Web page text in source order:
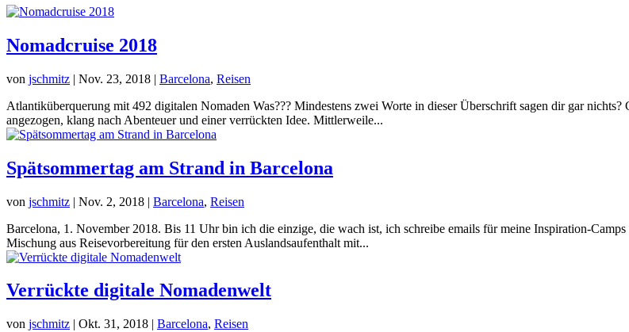
Nomadcruise 2018
von jschmitz | Nov. 23, 2018 | Barcelona, Reisen
Atlantiküberquerung mit 492 digitalen Nomaden Was??? Mindestens zwei Worte in dieser Überschrift sagen dir gar
angezogen, klang nach Abenteuer und einer verrückten Idee. Mittlerweile...
Spätsommertag am Strand in Barcelona
von jschmitz | Nov. 2, 2018 | Barcelona, Reisen
Barcelona, 1. November 2018. Bis 11 Uhr bin ich die einzige, die wach ist, ich schreibe emails für meine Inspiration-
Mischung aus Reisevorbereitung für den ersten Auslandsaufenthalt mit...
Verrückte digitale Nomadenwelt
von jschmitz | Okt. 31, 2018 | Barcelona, Reisen